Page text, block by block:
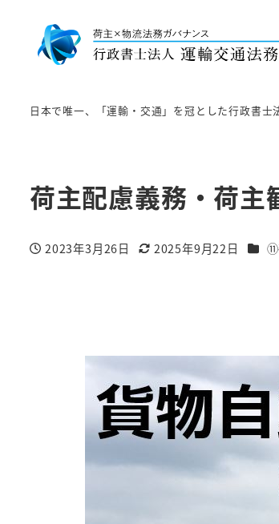
日本で唯一、「運輸・交通」を冠とした行政書士
荷主配慮義務・荷主
投稿日
2023年3月26日
更新日
2025年9月22日 カテ⑪